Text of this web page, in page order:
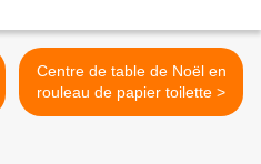
Centre de table de Noël en
rouleau de papier toilette >